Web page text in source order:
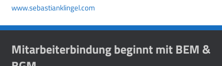
www.sebastianklingel.com
Mitarbeiterbindung beginnt mit BEM &